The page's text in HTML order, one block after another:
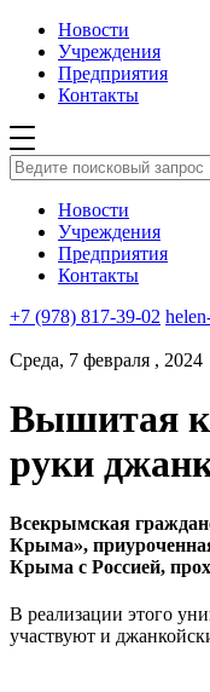
Новости
Учреждения
Предприятия
Контакты
Новости
Учреждения
Предприятия
Контакты
+7 (978) 817-39-02
Среда, 7 февраля , 2024
Вышитая
руки
Всекрымская
Крыма»,
Крыма с Россией,
В реализации этого
участвуют и